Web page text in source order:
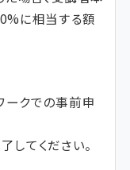
に相当する額
クでの事前申
してください。